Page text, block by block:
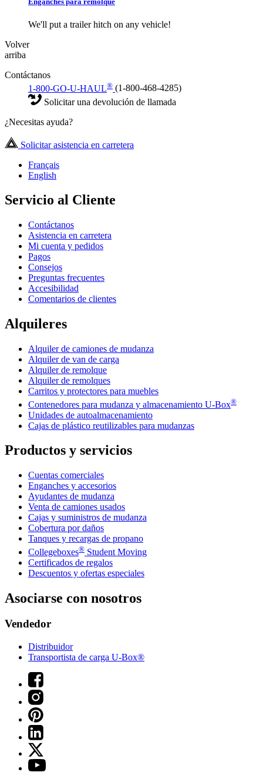
We'll put a trailer hitch on any vehicle!
Volver
arriba
Contáctanos
1-800-GO-U-HAUL® (1-800-468-4285)
Solicitar una devolución de llamada
¿Necesitas ayuda?
Solicitar asistencia en carretera
Français
English
Servicio al Cliente
Contáctanos
Asistencia en carretera
Mi cuenta y pedidos
Pagos
Consejos
Preguntas frecuentes
Accesibilidad
Comentarios de clientes
Alquileres
Alquiler de camiones de mudanza
Alquiler de van de carga
Alquiler de remolque
Alquiler de remolques
Carritos y protectores para muebles
Contenedores para mudanza y almacenamiento U-Box®
Unidades de autoalmacenamiento
Cajas de plástico reutilizables para mudanzas
Productos y servicios
Cuentas comerciales
Enganches y accesorios
Ayudantes de mudanza
Venta de camiones usados
Cajas y suministros de mudanza
Cobertura por daños
Tanques y recargas de propano
Collegeboxes® Student Moving
Certificados de regalos
Descuentos y ofertas especiales
Asociarse con nosotros
Vendedor
Distribuidor
Transportista de carga U-Box®